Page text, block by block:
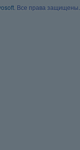
. Все права защищены